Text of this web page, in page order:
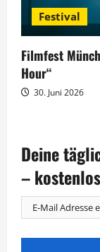
Festival
Filmfest
Hour“
30. Juni 2026
Deine
–